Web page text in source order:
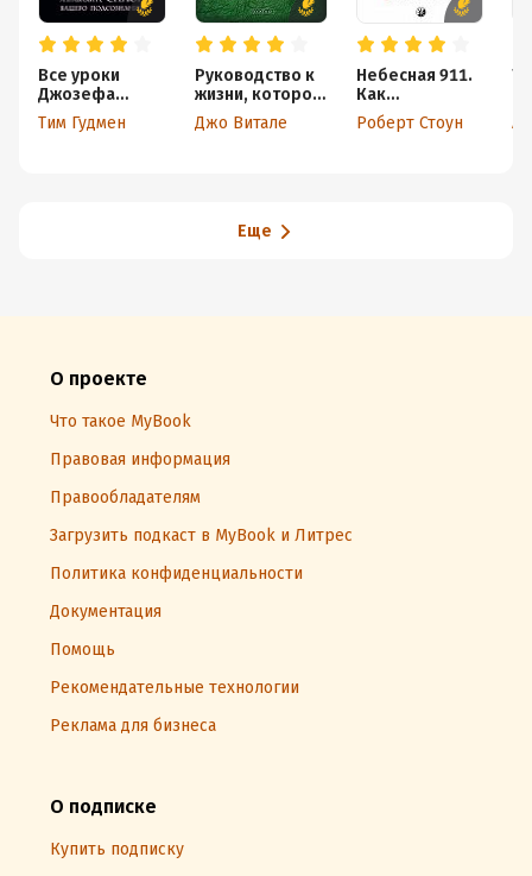
Все уроки
Джозефа
Мэрфи в одной
книге.
Тим Гудмен
Руководство к
жизни, которое
вам забыли
выдать при
Джо Витале
Небесная 911.
Как
обpащаться за
помощью к
Роберт Стоун
Еще
О проекте
Что такое MyBook
Правовая информация
Правообладателям
Загрузить подкаст в MyBook и Литрес
Политика конфиденциальности
Документация
Помощь
Рекомендательные технологии
Реклама для бизнеса
О подписке
Купить подписку